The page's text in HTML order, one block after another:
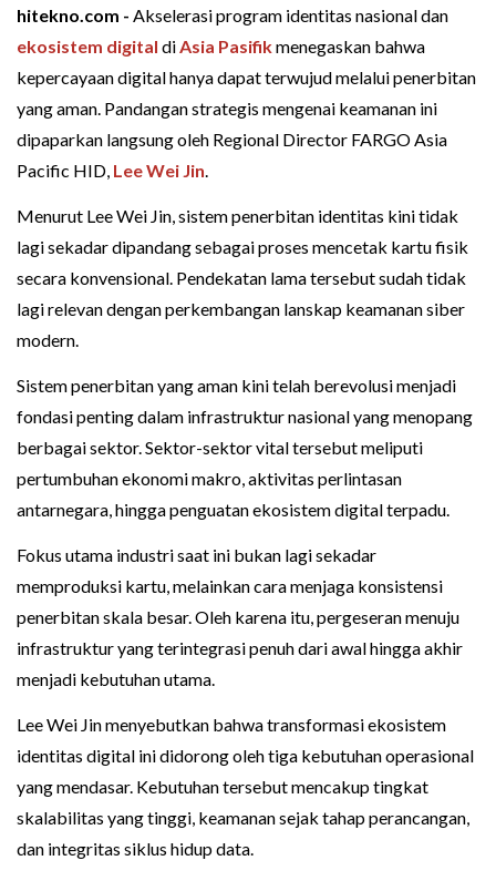
hitekno.com - Akselerasi program identitas nasional dan
ekosistem digital diAsia Pasifikmenegaskan bahwa
kepercayaan digital hanya dapat terwujud melalui penerbitan
yang aman. Pandangan strategis mengenai keamanan ini
dipaparkan langsung oleh Regional Director FARGO Asia
Pacific HID, Lee Wei Jin.
Menurut Lee Wei Jin, sistem penerbitan identitas kini tidak
lagi sekadar dipandang sebagai proses mencetak kartu fisik
secara konvensional. Pendekatan lama tersebut sudah tidak
lagi relevan dengan perkembangan lanskap keamanan siber
modern.
Sistem penerbitan yang aman kini telah berevolusi menjadi
fondasi penting dalam infrastruktur nasional yang menopang
berbagai sektor. Sektor-sektor vital tersebut meliputi
pertumbuhan ekonomi makro, aktivitas perlintasan
antarnegara, hingga penguatan ekosistem digital terpadu.
Fokus utama industri saat ini bukan lagi sekadar
memproduksi kartu, melainkan cara menjaga konsistensi
penerbitan skala besar. Oleh karena itu, pergeseran menuju
infrastruktur yang terintegrasi penuh dari awal hingga akhir
menjadi kebutuhan utama.
Lee Wei Jin menyebutkan bahwa transformasi ekosistem
identitas digital ini didorong oleh tiga kebutuhan operasional
yang mendasar. Kebutuhan tersebut mencakup tingkat
skalabilitas yang tinggi, keamanan sejak tahap perancangan,
dan integritas siklus hidup data.